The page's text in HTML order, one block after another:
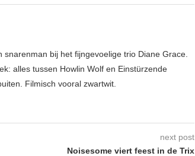
snarenman bij het fijngevoelige trio Diane Grace.
alles tussen Howlin Wolf en Einstürzende
Filmisch vooral zwartwit.
next post
Noisesome viert feest in de Trix